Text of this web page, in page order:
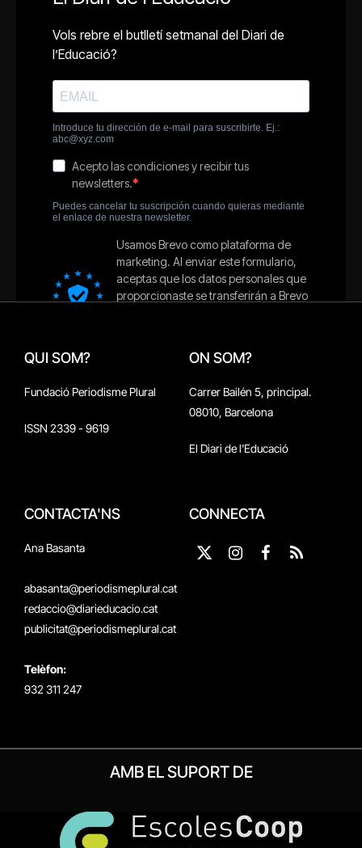
QUI SOM?
Fundació Periodisme Plural
ISSN 2339 - 9619
ON SOM?
Carrer Bailén 5, principal.
08010, Barcelona
El Diari de l'Educació
CONTACTA'NS
Ana Basanta
abasanta@periodismeplural.cat
redaccio@diarieducacio.cat
publicitat@periodismeplural.cat
Telèfon:
932 311 247
CONNECTA
X
Instagram
Facebook
RSS
AMB EL SUPORT DE